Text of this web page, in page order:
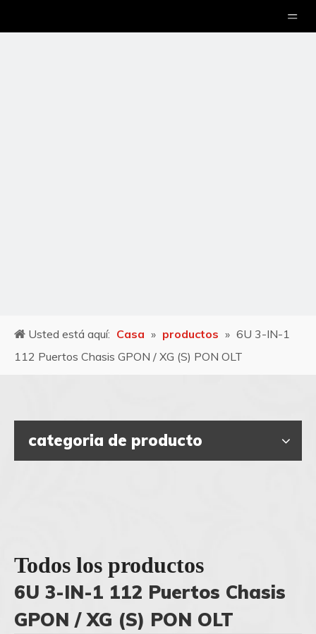
Usted está aquí: Casa » productos » 6U 3-IN-1
112 Puertos Chasis GPON / XG (S) PON OLT
categoria de producto
Todos los productos
6U 3-IN-1 112 Puertos Chasis
GPON / XG (S) PON OLT